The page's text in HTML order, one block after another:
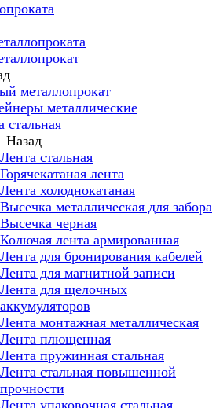
металлопрокат
металлические
стальная
Назад
Лента стальная
Горячекатаная лента
Лента холоднокатаная
Высечка металлическая для забора
Высечка черная
Колючая лента армированная
Лента для бронирования кабелей
Лента для магнитной записи
Лента для щелочных
аккумуляторов
Лента монтажная металлическая
Лента плющенная
Лента пружинная стальная
Лента стальная повышенной
прочности
Лента упаковочная стальная